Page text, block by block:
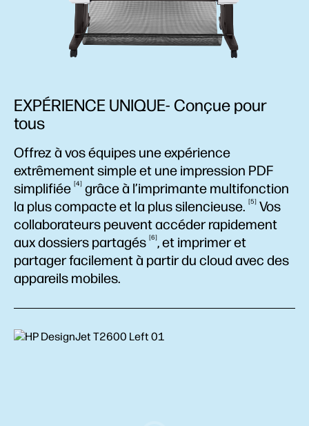
EXPÉRIENCE UNIQUE- Conçue pour
tous
Offrez à vos équipes une expérience
extrêmement simple et une impression PDF
simplifiée
4
grâce à l’imprimante multifonction
la plus compacte et la plussilencieuse. 5
Vos
collaborateurs peuvent accéder rapidement
aux dossiers partagés 6 , et imprimer et
partager facilement à partir du cloud avec des
appareils mobiles.